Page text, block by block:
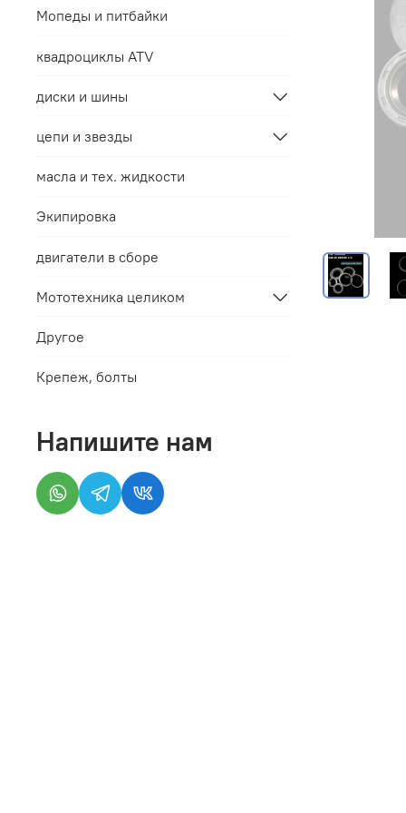
Мопеды и питбайки
квадроциклы ATV
диски и шины
цепи и звезды
масла и тех. жидкости
Экипировка
двигатели в сборе
Мототехника целиком
Другое
Крепеж, болты
Напишите нам